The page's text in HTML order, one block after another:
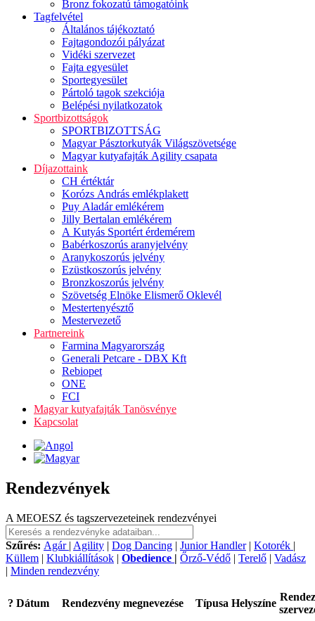
Bronz fokozatú támogatóink
Tagfelvétel
Általános tájékoztató
Fajtagondozói pályázat
Vidéki szervezet
Fajta egyesület
Sportegyesület
Pártoló tagok szekciója
Belépési nyilatkozatok
Sportbizottságok
SPORTBIZOTTSÁG
Magyar Pásztorkutyák Világszövetsége
Magyar kutyafajták Agility csapata
Díjazottaink
CH értéktár
Korózs András emlékplakett
Puy Aladár emlékérem
Jilly Bertalan emlékérem
A Kutyás Sportért érdemérem
Babérkoszorús aranyjelvény
Aranykoszorús jelvény
Ezüstkoszorús jelvény
Bronzkoszorús jelvény
Szövetség Elnöke Elismerő Oklevél
Mestertenyésztő
Mestervezető
Partnereink
Farmina Magyarország
Generali Petcare - DBX Kft
Rebiopet
ONE
FCI
Magyar kutyafajták Tanösvénye
Kapcsolat
Rendezvények
A MEOESZ és tagszervezeteinek rendezvényei
Szűrés: Agár | Agility | Dog Dancing | Junior Handler| Kotorék |
Küllem | Klubkiállítások | Obedience | Őrző-Védő | Terelő | Vadász
| Minden rendezvény
? Dátum Rendezvény megnevezése Típusa Helyszíne